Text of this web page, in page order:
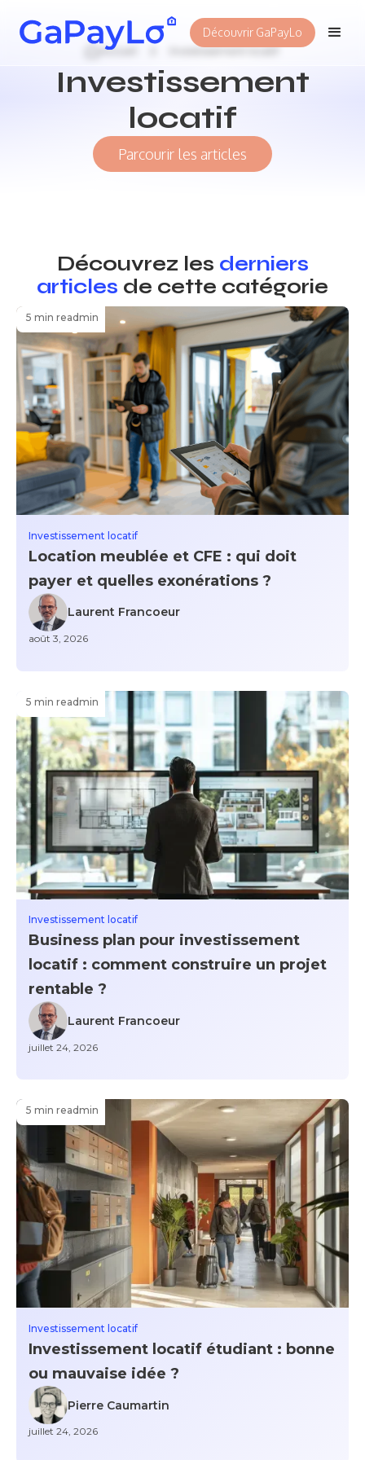
Découvrir GaPayLo
Accueil Investissement locatif
Investissement
locatif
Parcourir les articles
Découvrez les derniers
articles de cette catégorie
5 min readmin
Investissement locatif
Location meublée et CFE : qui doit
payer et quelles exonérations ?
Laurent Francoeur
août 3, 2026
5 min readmin
Investissement locatif
Business plan pour investissement
locatif : comment construire un projet
rentable ?
Laurent Francoeur
juillet 24, 2026
5 min readmin
Investissement locatif
Investissement locatif étudiant : bonne
ou mauvaise idée ?
Pierre Caumartin
juillet 24, 2026